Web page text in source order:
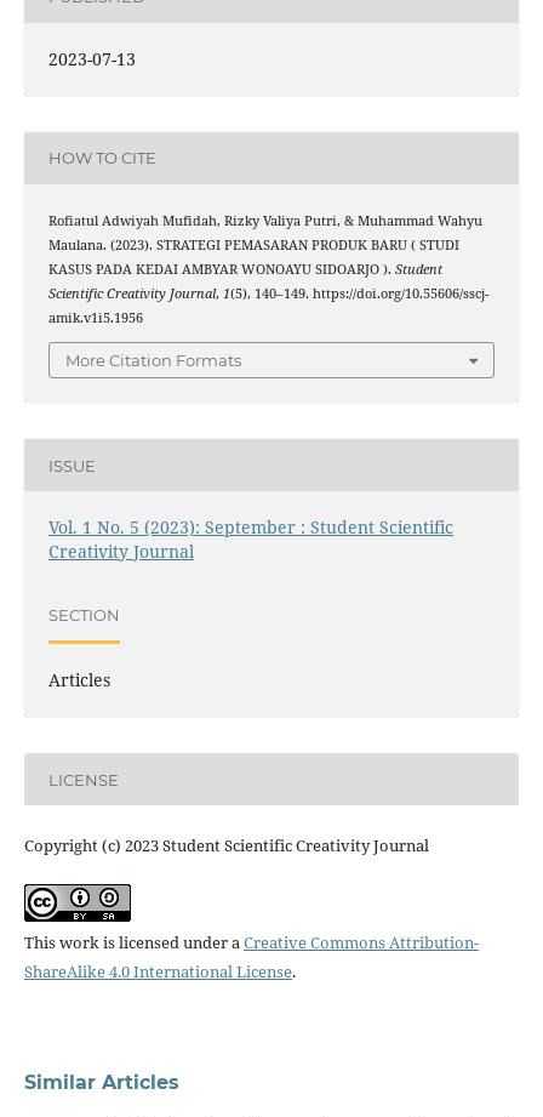
2023-07-13
HOW TO CITE
Rofiatul Adwiyah Mufidah, Rizky Valiya Putri, & Muhammad Wahyu
Maulana. (2023). STRATEGI PEMASARAN PRODUK BARU ( STUDI
KASUS PADA KEDAI AMBYAR WONOAYU SIDOARJO ). Student
Scientific Creativity Journal, 1(5), 140–149. https://doi.org/10.55606/sscj-
amik.v1i5.1956
More Citation Formats
ISSUE
Vol. 1 No. 5 (2023): September : Student Scientific
Creativity Journal
SECTION
Articles
LICENSE
Copyright (c) 2023 Student Scientific Creativity Journal
This work is licensed under a Creative Commons Attribution-
ShareAlike 4.0 International License.
Similar Articles